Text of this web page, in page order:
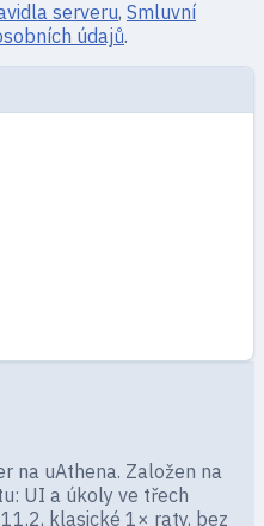
serveru, Smluvní
údajů.
na uAthena. Založen na
UI a úkoly ve třech
klasické 1× raty, bez